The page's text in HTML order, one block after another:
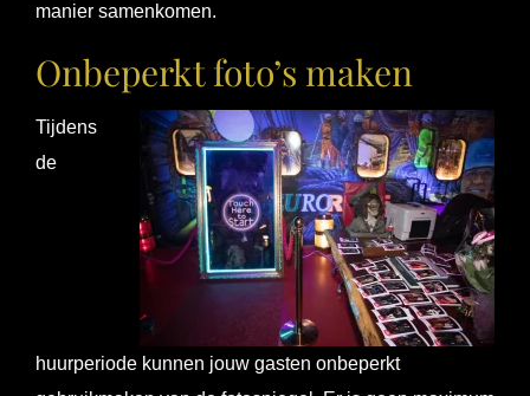
manier samenkomen.
Onbeperkt foto’s maken
Tijdens
de
huurperiode kunnen jouw gasten onbeperkt